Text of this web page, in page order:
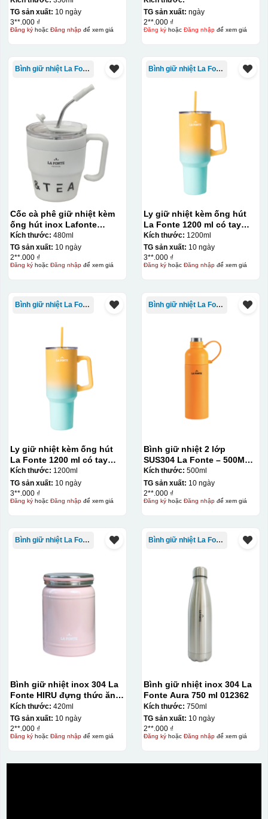
TG sản xuất: 10 ngày
3**.000 ₫
Đăng kýhoặc Đăng nhậpđể xem giá
TG sản xuất: ngày
2**.000 ₫
Đăng kýhoặc Đăng nhậpđể xem giá
Bình giữ nhiệt La Fonte
Cốc cà phê giữ nhiệt kèm
ống hút inox Lafonte
480ML – 012782
Kích thước: 480ml
TG sản xuất: 10 ngày
2**.000 ₫
Đăng kýhoặc Đăng nhậpđể xem giá
Bình giữ nhiệt La Fonte
Ly giữ nhiệt kèm ống hút
La Fonte 1200 ml có tay
cầm – 012317
Kích thước: 1200ml
TG sản xuất: 10 ngày
3**.000 ₫
Đăng kýhoặc Đăng nhậpđể xem giá
Bình giữ nhiệt La Fonte
Ly giữ nhiệt kèm ống hút
La Fonte 1200 ml có tay
cầm – 012317
Kích thước: 1200ml
TG sản xuất: 10 ngày
3**.000 ₫
Đăng kýhoặc Đăng nhậpđể xem giá
Bình giữ nhiệt La Fonte
Bình giữ nhiệt 2 lớp
SUS304 La Fonte – 500ML –
012737
Kích thước: 500ml
TG sản xuất: 10 ngày
2**.000 ₫
Đăng kýhoặc Đăng nhậpđể xem giá
Bình giữ nhiệt La Fonte
Bình giữ nhiệt inox 304 La
Fonte HIRU đựng thức ăn
420 ml – 012348
Kích thước: 420ml
TG sản xuất: 10 ngày
2**.000 ₫
Đăng kýhoặc Đăng nhậpđể xem giá
Bình giữ nhiệt La Fonte
Bình giữ nhiệt inox 304 La
Fonte Aura 750 ml 012362
Kích thước: 750ml
TG sản xuất: 10 ngày
2**.000 ₫
Đăng kýhoặc Đăng nhậpđể xem giá